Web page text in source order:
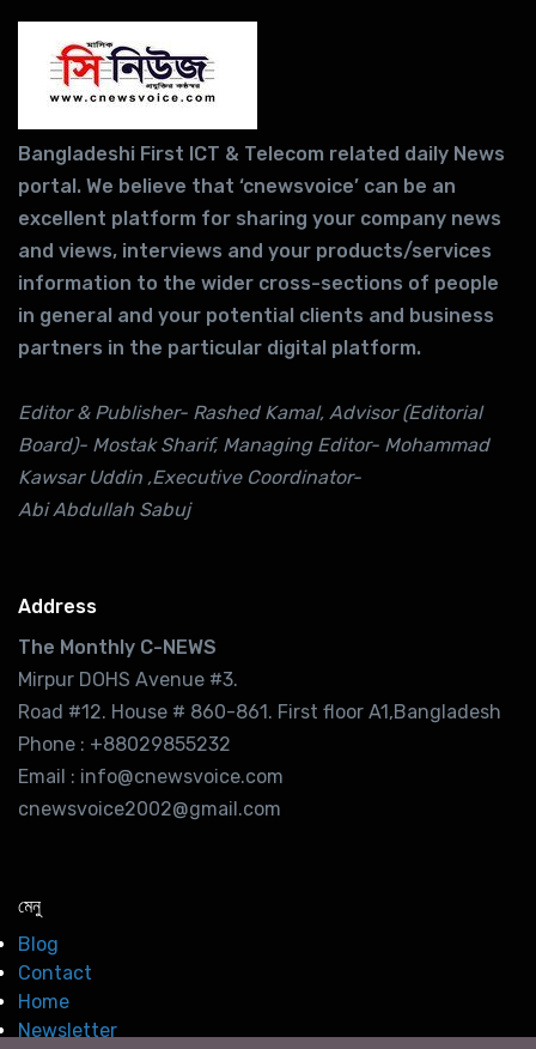
Bangladeshi First ICT & Telecom related daily News
portal. We believe that ‘cnewsvoice’ can be an
excellent platform for sharing your company news
and views, interviews and your products/services
information to the wider cross-sections of people
in general and your potential clients and business
partners in the particular digital platform.
Editor & Publisher- Rashed Kamal, Advisor (Editorial
Board)- Mostak Sharif, Managing Editor- Mohammad
Kawsar Uddin ,Executive Coordinator-
Abi Abdullah Sabuj
Address
The Monthly C-NEWS
Mirpur DOHS Avenue #3.
Road #12. House # 860-861. First floor A1,Bangladesh
Phone : +88029855232
Email : info@cnewsvoice.com
cnewsvoice2002@gmail.com
মেনু
Blog
Contact
Home
Newsletter